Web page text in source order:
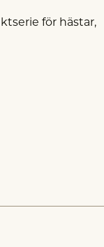
för hästar,